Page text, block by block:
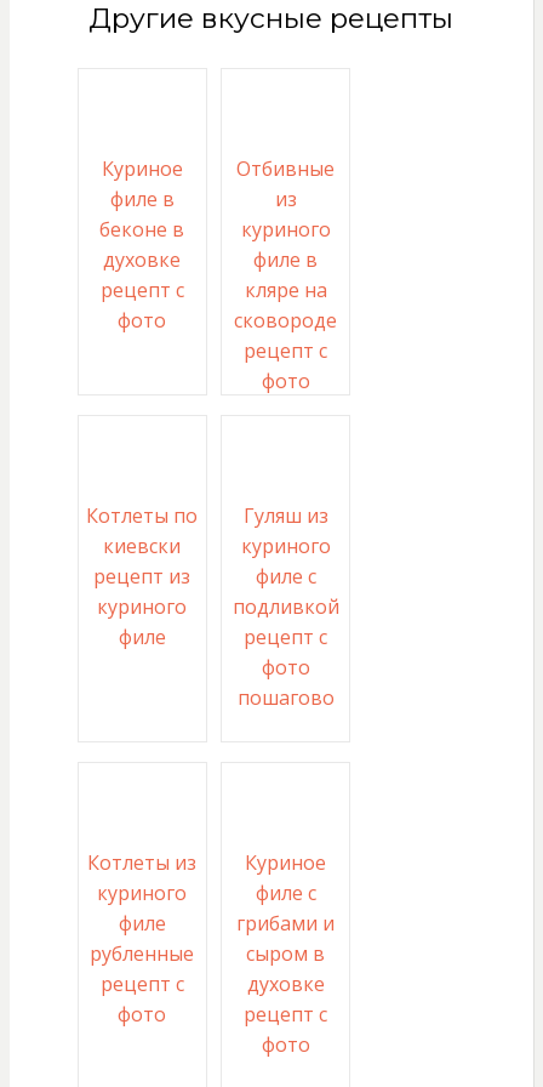
Другие вкусные рецепты
Куриное
филе в
беконе в
духовке
рецепт с
фото
Отбивные
из
куриного
филе в
кляре на
сковороде
рецепт с
фото
Котлеты по
киевски
рецепт из
куриного
филе
Гуляш из
куриного
филе с
подливкой
рецепт с
фото
пошагово
Котлеты из
куриного
филе
рубленные
рецепт с
фото
Куриное
филе с
грибами и
сыром в
духовке
рецепт с
фото